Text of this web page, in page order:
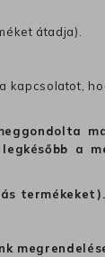
átadja).
kapcsolatot,
a
termékeket).